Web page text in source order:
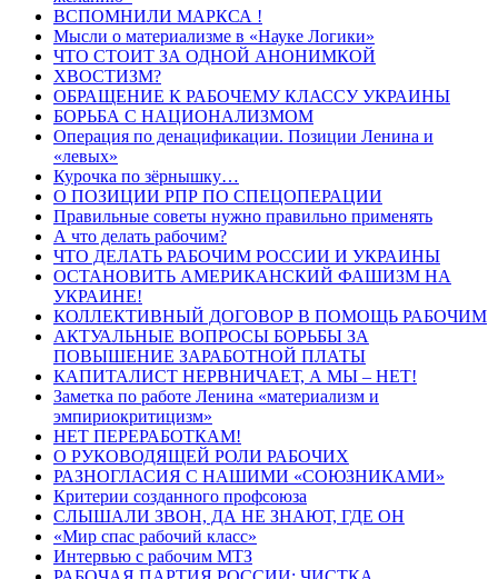
ВСПОМНИЛИ МАРКСА !
Мысли о материализме в «Науке Логики»
ЧТО СТОИТ ЗА ОДНОЙ АНОНИМКОЙ
ХВОСТИЗМ?
ОБРАЩЕНИЕ К РАБОЧЕМУ КЛАССУ УКРАИНЫ
БОРЬБА С НАЦИОНАЛИЗМОМ
Операция по денацификации. Позиции Ленина и
«левых»
Курочка по зёрнышку…
О ПОЗИЦИИ РПР ПО СПЕЦОПЕРАЦИИ
Правильные советы нужно правильно применять
А что делать рабочим?
ЧТО ДЕЛАТЬ РАБОЧИМ РОССИИ И УКРАИНЫ
ОСТАНОВИТЬ АМЕРИКАНСКИЙ ФАШИЗМ НА
УКРАИНЕ!
КОЛЛЕКТИВНЫЙ ДОГОВОР В ПОМОЩЬ РАБОЧИМ
АКТУАЛЬНЫЕ ВОПРОСЫ БОРЬБЫ ЗА
ПОВЫШЕНИЕ ЗАРАБОТНОЙ ПЛАТЫ
КАПИТАЛИСТ НЕРВНИЧАЕТ, А МЫ – НЕТ!
Заметка по работе Ленина «материализм и
эмпириокритицизм»
НЕТ ПЕРЕРАБОТКАМ!
О РУКОВОДЯЩЕЙ РОЛИ РАБОЧИХ
РАЗНОГЛАСИЯ С НАШИМИ «СОЮЗНИКАМИ»
Критерии созданного профсоюза
СЛЫШАЛИ ЗВОН, ДА НЕ ЗНАЮТ, ГДЕ ОН
«Мир спас рабочий класс»
Интервью с рабочим МТЗ